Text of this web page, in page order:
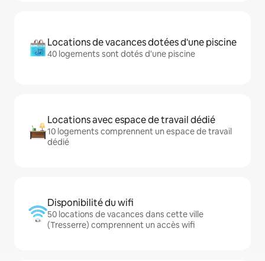
Locations de vacances dotées d'une piscine
40 logements sont dotés d'une piscine
Locations avec espace de travail dédié
10 logements comprennent un espace de travail
dédié
Disponibilité du wifi
50 locations de vacances dans cette ville
(Tresserre) comprennent un accès wifi